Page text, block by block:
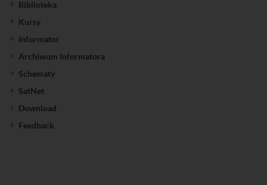
Biblioteka
Kursy
Informator
Archiwum Informatora
Schematy
SatNet
Download
Feedback